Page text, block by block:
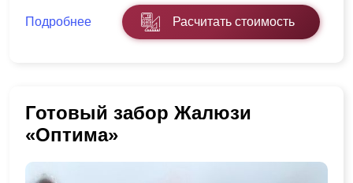
Подробнее Расчитать стоимость
Готовый забор Жалюзи
«Оптима»